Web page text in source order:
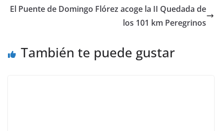
El Puente de Domingo Flórez acoge la II Quedada de
los 101 km Peregrinos
También te puede gustar